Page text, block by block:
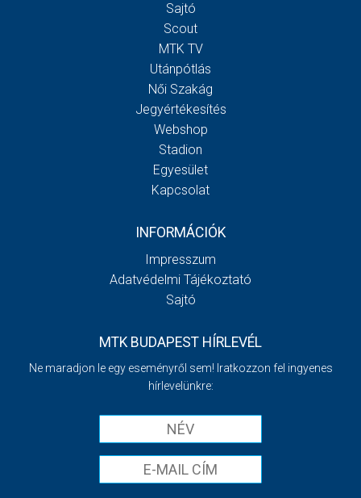
Sajtó
Scout
MTK TV
Utánpótlás
Női Szakág
Jegyértékesítés
Webshop
Stadion
Egyesület
Kapcsolat
INFORMÁCIÓK
Impresszum
Adatvédelmi Tájékoztató
Sajtó
MTK BUDAPEST HÍRLEVÉL
Ne maradjon le egy eseményről sem! Iratkozzon fel ingyenes
hírlevelünkre: